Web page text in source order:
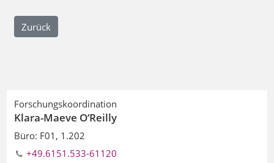
Zurück
Forschungskoordination
Klara-Maeve O‘Reilly
Büro: F01, 1.202
+49.6151.533-61120